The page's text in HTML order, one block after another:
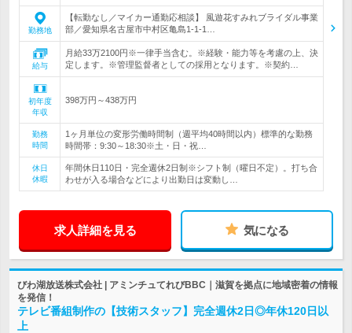
勤務地
【転勤なし／マイカー通勤応相談】 風遊花すみれブライダル事業
部／愛知県名古屋市中村区亀島1-1-1…
給与
月給33万2100円※一律手当含む。※経験・能力等を考慮の上、決
定します。※管理監督者としての採用となります。※契約…
初年度
年収
398万円～438万円
勤務
時間
1ヶ月単位の変形労働時間制（週平均40時間以内）標準的な勤務
時間帯：9:30～18:30※土・日・祝…
休日
休暇
年間休日110日・完全週休2日制※シフト制（曜日不定）。打ち合
わせが入る場合などにより出勤日は変動し…
求人詳細を見る 気になる
びわ湖放送株式会社 | アミンチュてれびBBC｜滋賀を拠点に地域密着の情報
を発信！
テレビ番組制作の【技術スタッフ】完全週休2日◎年休120日以
上